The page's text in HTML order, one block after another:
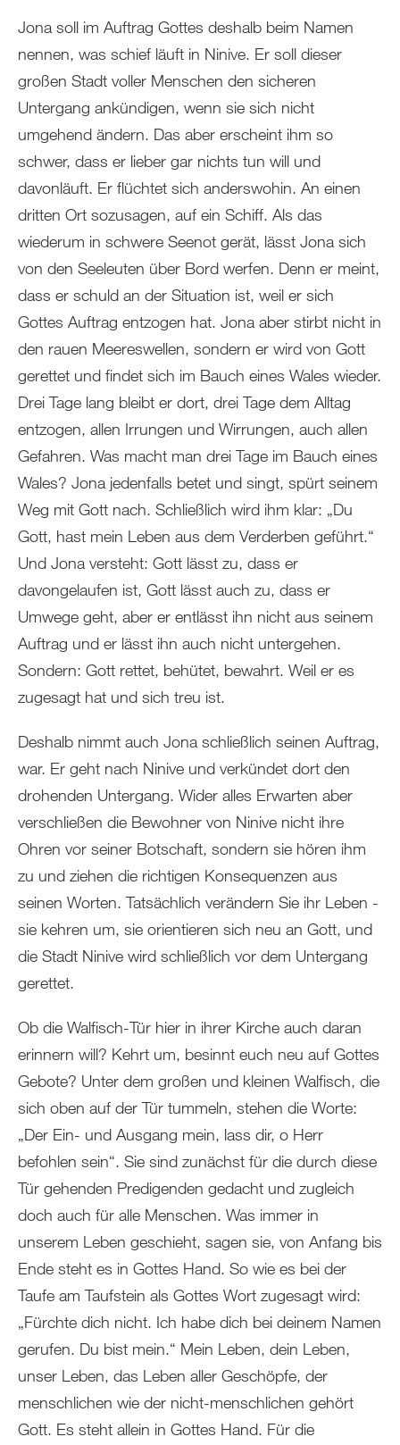
Jona soll im Auftrag Gottes deshalb beim Namen
nennen, was schief läuft in Ninive. Er soll dieser
großen Stadt voller Menschen den sicheren
Untergang ankündigen, wenn sie sich nicht
umgehend ändern. Das aber erscheint ihm so
schwer, dass er lieber gar nichts tun will und
davonläuft. Er flüchtet sich anderswohin. An einen
dritten Ort sozusagen, auf ein Schiff. Als das
wiederum in schwere Seenot gerät, lässt Jona sich
von den Seeleuten über Bord werfen. Denn er meint,
dass er schuld an der Situation ist, weil er sich
Gottes Auftrag entzogen hat. Jona aber stirbt nicht in
den rauen Meereswellen, sondern er wird von Gott
gerettet und findet sich im Bauch eines Wales wieder.
Drei Tage lang bleibt er dort, drei Tage dem Alltag
entzogen, allen Irrungen und Wirrungen, auch allen
Gefahren. Was macht man drei Tage im Bauch eines
Wales? Jona jedenfalls betet und singt, spürt seinem
Weg mit Gott nach. Schließlich wird ihm klar: „Du
Gott, hast mein Leben aus dem Verderben geführt.“
Und Jona versteht: Gott lässt zu, dass er
davongelaufen ist, Gott lässt auch zu, dass er
Umwege geht, aber er entlässt ihn nicht aus seinem
Auftrag und er lässt ihn auch nicht untergehen.
Sondern: Gott rettet, behütet, bewahrt. Weil er es
zugesagt hat und sich treu ist.
Deshalb nimmt auch Jona schließlich seinen Auftrag,
war. Er geht nach Ninive und verkündet dort den
drohenden Untergang. Wider alles Erwarten aber
verschließen die Bewohner von Ninive nicht ihre
Ohren vor seiner Botschaft, sondern sie hören ihm
zu und ziehen die richtigen Konsequenzen aus
seinen Worten. Tatsächlich verändern Sie ihr Leben -
sie kehren um, sie orientieren sich neu an Gott, und
die Stadt Ninive wird schließlich vor dem Untergang
gerettet.
Ob die Walfisch-Tür hier in ihrer Kirche auch daran
erinnern will? Kehrt um, besinnt euch neu auf Gottes
Gebote? Unter dem großen und kleinen Walfisch, die
sich oben auf der Tür tummeln, stehen die Worte:
„Der Ein- und Ausgang mein, lass dir, o Herr
befohlen sein“. Sie sind zunächst für die durch diese
Tür gehenden Predigenden gedacht und zugleich
doch auch für alle Menschen. Was immer in
unserem Leben geschieht, sagen sie, von Anfang bis
Ende steht es in Gottes Hand. So wie es bei der
Taufe am Taufstein als Gottes Wort zugesagt wird:
„Fürchte dich nicht. Ich habe dich bei deinem Namen
gerufen. Du bist mein.“ Mein Leben, dein Leben,
unser Leben, das Leben aller Geschöpfe, der
menschlichen wie der nicht-menschlichen gehört
Gott. Es steht allein in Gottes Hand. Für die